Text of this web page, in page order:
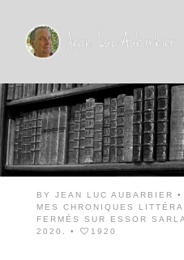
BY JEAN LUC AUBARBIER
MES CHRONIQUES
FERMÉS
SUR ESSOR
2020.
• 1920